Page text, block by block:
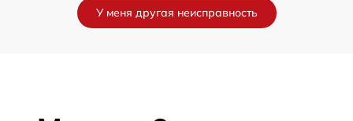
У меня другая неисправность